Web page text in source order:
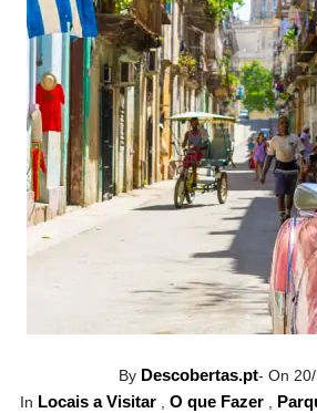
By Descobertas.pt- On
In Locais a Visitar, O que Fazer,